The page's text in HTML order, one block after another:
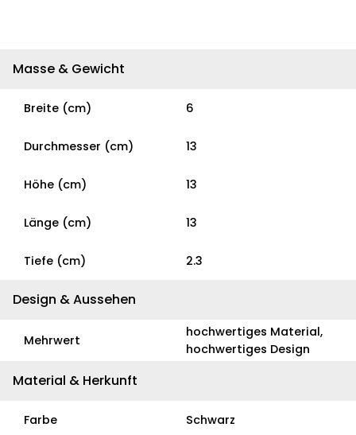
Masse & Gewicht
Breite (cm) 6
Durchmesser (cm) 13
Höhe (cm) 13
Länge (cm) 13
Tiefe (cm) 2.3
Design & Aussehen
Mehrwert
hochwertiges Material,
hochwertiges Design
Material & Herkunft
Farbe Schwarz